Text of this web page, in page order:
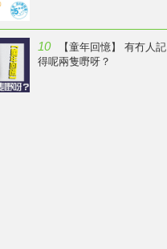
10
【童年回憶】 有冇人記
得呢兩隻嘢呀？